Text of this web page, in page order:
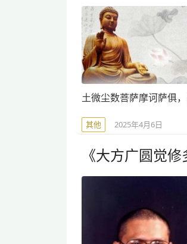
土微尘数菩萨摩诃萨俱
其他 2025年4月6日
《大方广圆觉